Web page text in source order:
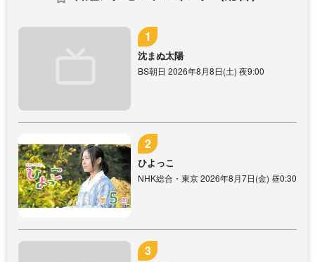
沈まぬ太陽
BS朝日 2026年8月8日(土) 夜9:00
ひよっこ
NHK総合・東京 2026年8月7日(金) 昼0:30